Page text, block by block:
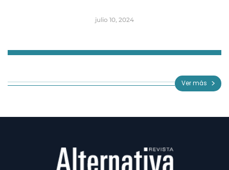
julio 10, 2024
3
Ver más